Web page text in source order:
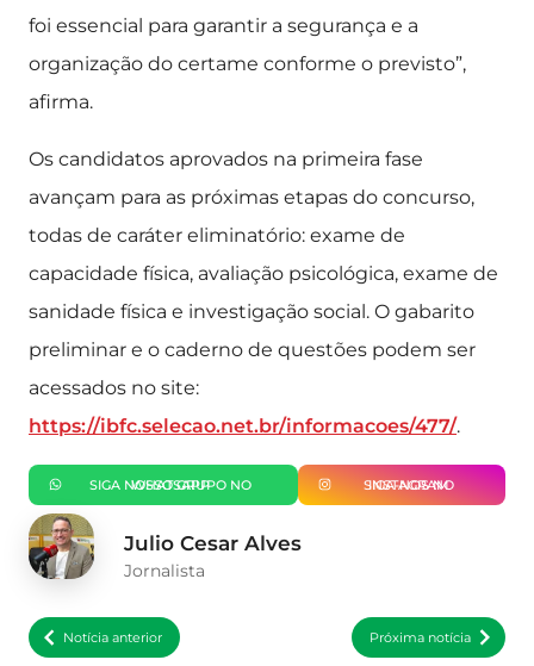
foi essencial para garantir a segurança e a
organização do certame conforme o previsto”,
afirma.
Os candidatos aprovados na primeira fase
avançam para as próximas etapas do concurso,
todas de caráter eliminatório: exame de
capacidade física, avaliação psicológica, exame de
sanidade física e investigação social. O gabarito
preliminar e o caderno de questões podem ser
acessados no site:
https://ibfc.selecao.net.br/informacoes/477/.
SIGA NOSSO GRUPO NO WHATSAPP SIGA-NOS NO INSTAGRAM
Julio Cesar Alves
Jornalista
Notícia anterior Próxima notícia